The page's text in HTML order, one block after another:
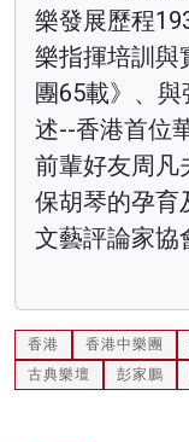
樂發展歷程
樂指揮培訓與
團65載》、
述--香港首位
前輩好友周凡
保胡琴的孕育
文藝評論家協
香港 香港中樂團
古典樂壇
彭家鵬